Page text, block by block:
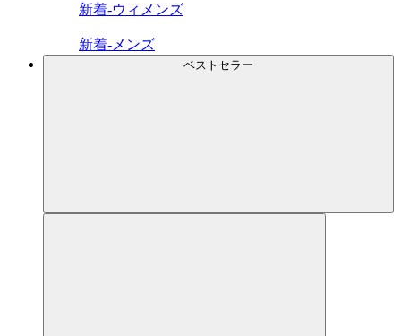
新着-ウィメンズ
新着-メンズ
ベストセラー